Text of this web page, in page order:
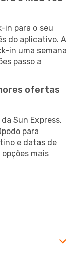
in para o seu
do aplicativo. A
in uma semana
passo a
ofertas
Sun Express,
para
e datas de
mais